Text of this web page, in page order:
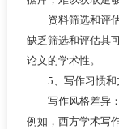
资料筛选和评估
缺乏筛选和评估其
论文的学术性。
5、写作习惯和
写作风格差异：
例如，西方学术写